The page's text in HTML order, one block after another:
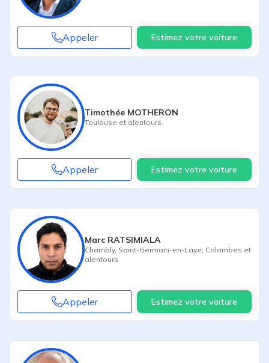
Appeler Estimez votre voiture
Timothée MOTHERON
Toulouse et alentours
Appeler Estimez votre voiture
Marc RATSIMIALA
Chambly, Saint-Germain-en-Laye Colombes et
alentours
Appeler Estimez votre voiture